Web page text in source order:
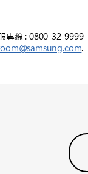
專線 : 0800-32-9999
.